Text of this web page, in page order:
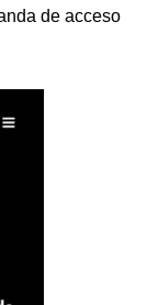
de acceso